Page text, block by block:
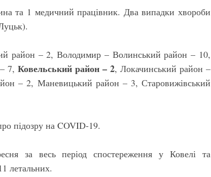
та 1 медичний працівник. Два випадки хвороби
район – 2, Володимир – Волинський район – 10,
– 7,Ковельський район – 2, Локачинський район –
– 2, Маневицький район – 3, Старовижівський
підозру на COVID-19.
за весь період спостереження у Ковелі та
летальних.